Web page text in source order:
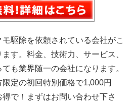
駆除を依頼されている会社がこ
す。料金、技術力、サービス、
も業界随一の会社になります。
定の初回特別価格で1,000円
で！まずはお問い合わせ下さ